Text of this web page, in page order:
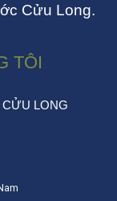
Cửu Long.
TÔI
LONG